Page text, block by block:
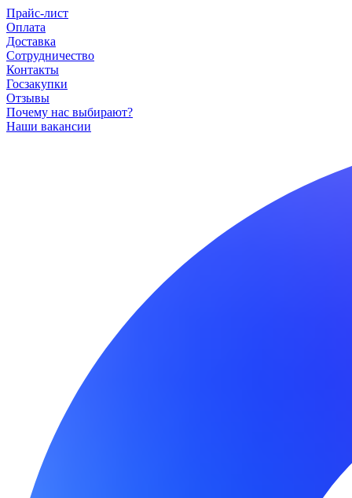
Прайс-лист
Оплата
Доставка
Сотрудничество
Контакты
Госзакупки
Отзывы
Почему нас выбирают?
Наши вакансии